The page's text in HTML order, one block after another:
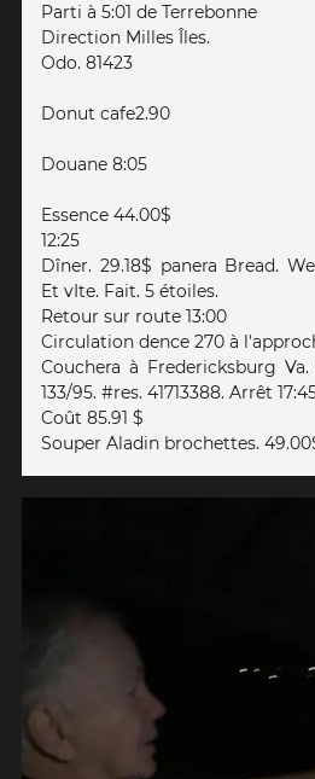
Parti à 5:01 de Terrebonne
Direction Milles Îles.
Odo. 81423
Donut cafe2.90
Douane 8:05
Essence 44.00$
12:25
Dîner. 29.18$ panera Bread.
Et vIte. Fait. 5 étoiles.
Retour sur route 13:00
Circulation dence 270 à
Couchera à Fredericksburg
133/95. #res. 41713388. Arrêt
Coût 85.91 $
Souper Aladin brochettes.